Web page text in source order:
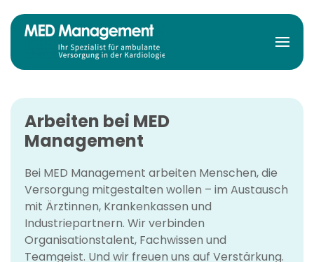
Zum Hauptinhalt springen
Arbeiten bei MED
Management
Bei MED Management arbeiten Menschen, die
Versorgung mitgestalten wollen – im Austausch
mit Ärztinnen, Krankenkassen und
Industriepartnern. Wir verbinden
Organisationstalent, Fachwissen und
Teamgeist. Und wir freuen uns auf Verstärkung.